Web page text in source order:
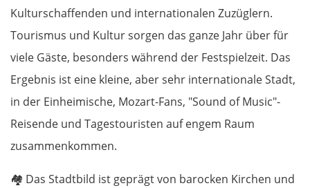
Kulturschaffenden und internationalen Zuzüglern.
Tourismus und Kultur sorgen das ganze Jahr über für
viele Gäste, besonders während der Festspielzeit. Das
Ergebnis ist eine kleine, aber sehr internationale Stadt,
in der Einheimische, Mozart-Fans, "Sound of Music"-
Reisende und Tagestouristen auf engem Raum
zusammenkommen.
🏘️ Das Stadtbild ist geprägt von barocken Kirchen und